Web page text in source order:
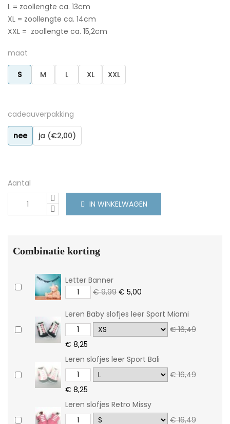
L = zoollengte ca. 13cm
XL = zoollengte ca. 14cm
XXL = zoollengte ca. 15,2cm
maat
S M L XL XXL
cadeauverpakking
nee ja (€2,00)
Aantal
IN WINKELWAGEN
Combinatie korting
Letter Banner
€ 9,99 € 5,00
Leren Baby slofjes leer Sport Miami
€ 16,49
€ 8,25
Leren slofjes leer Sport Bali
€ 16,49
€ 8,25
Leren slofjes Retro Missy
€ 16,49